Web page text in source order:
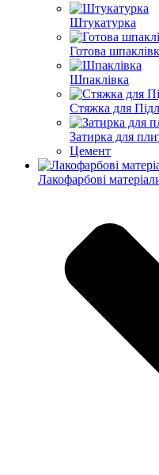
Штукатурка
Готова
Шпаклівка
Стяжка для
Затирка для
Цемент
Лакофарбові